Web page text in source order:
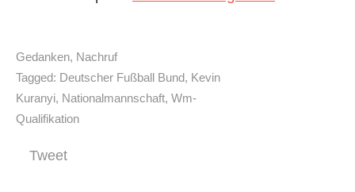
Gedanken, Nachruf
Tagged: Deutscher Fußball Bund, Kevin
Kuranyi, Nationalmannschaft, Wm-
Qualifikation
Tweet